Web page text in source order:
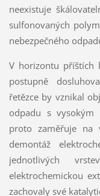
neexistuje
sulfonovaných
nebezpečného
V horizontu příštích
postupně
řetězce by vznikal
odpadu s vysokým
proto zaměřuje na
demontáž
jednotlivých
elektrochemickou
zachovaly své